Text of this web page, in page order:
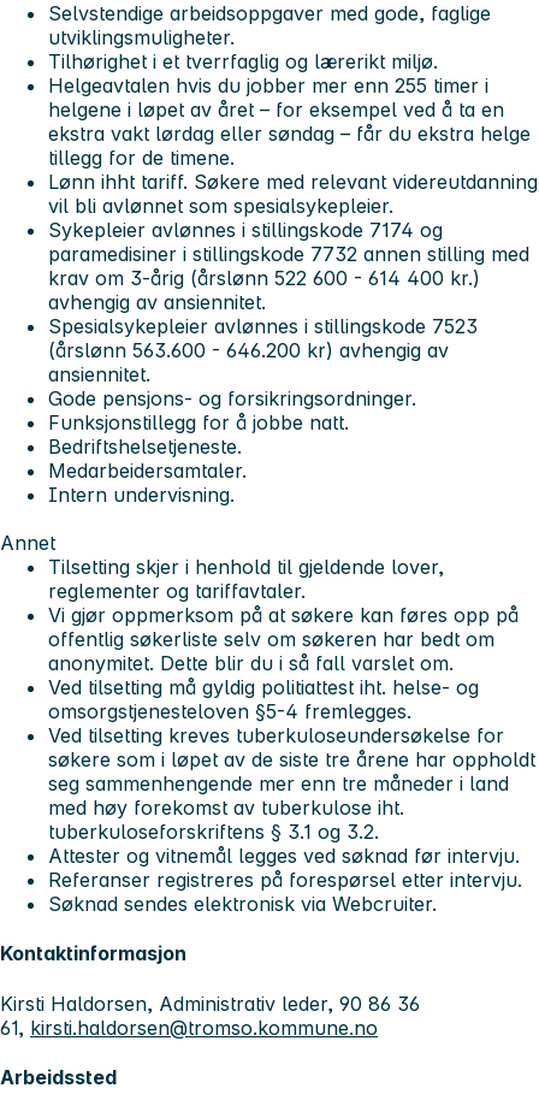
Selvstendige arbeidsoppgaver med gode, faglige
utviklingsmuligheter.
Tilhørighet i et tverrfaglig og lærerikt miljø.
Helgeavtalen hvis du jobber mer enn 255 timer i
helgene i løpet av året – for eksempel ved å ta en
ekstra vakt lørdag eller søndag – får du ekstra helge
tillegg for de timene.
Lønn ihht tariff. Søkere med relevant videreutdanning
vil bli avlønnet som spesialsykepleier.
Sykepleier avlønnes i stillingskode 7174 og
paramedisiner i stillingskode 7732 annen stilling med
krav om 3-årig (årslønn 522 600 - 614 400 kr.)
avhengig av ansiennitet.
Spesialsykepleier avlønnes i stillingskode 7523
(årslønn 563.600 - 646.200 kr) avhengig av
ansiennitet.
Gode pensjons- og forsikringsordninger.
Funksjonstillegg for å jobbe natt.
Bedriftshelsetjeneste.
Medarbeidersamtaler.
Intern undervisning.
Annet
Tilsetting skjer i henhold til gjeldende lover,
reglementer og tariffavtaler.
Vi gjør oppmerksom på at søkere kan føres opp på
offentlig søkerliste selv om søkeren har bedt om
anonymitet. Dette blir du i så fall varslet om.
Ved tilsetting må gyldig politiattest iht. helse- og
omsorgstjenesteloven §5-4 fremlegges.
Ved tilsetting kreves tuberkuloseundersøkelse for
søkere som i løpet av de siste tre årene har oppholdt
seg sammenhengende mer enn tre måneder i land
med høy forekomst av tuberkulose iht.
tuberkuloseforskriftens § 3.1 og 3.2.
Attester og vitnemål legges ved søknad før intervju.
Referanser registreres på forespørsel etter intervju.
Søknad sendes elektronisk via Webcruiter.
Kontaktinformasjon
Kirsti Haldorsen, Administrativ leder, 90 86 36
61, kirsti.haldorsen@tromso.kommune.no
Arbeidssted